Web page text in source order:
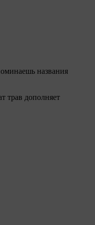
названия
трав дополняет